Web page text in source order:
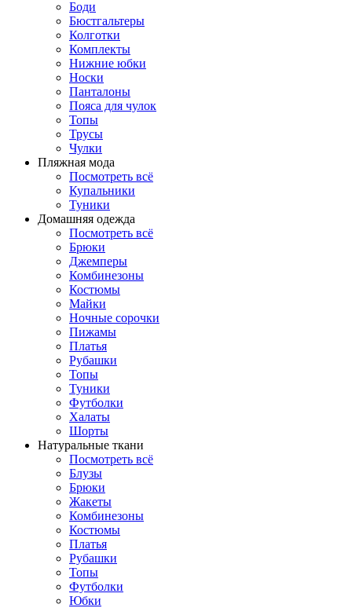
Боди
Бюстгальтеры
Колготки
Комплекты
Нижние юбки
Носки
Панталоны
Поясa для чулок
Топы
Трусы
Чулки
Пляжная мода
Посмотреть всё
Купальники
Туники
Домашняя одежда
Посмотреть всё
Брюки
Джемперы
Комбинезоны
Костюмы
Майки
Ночные сорочки
Пижамы
Платья
Рубашки
Топы
Туники
Футболки
Халаты
Шорты
Натуральные ткани
Посмотреть всё
Блузы
Брюки
Жакеты
Комбинезоны
Костюмы
Платья
Рубашки
Топы
Футболки
Юбки